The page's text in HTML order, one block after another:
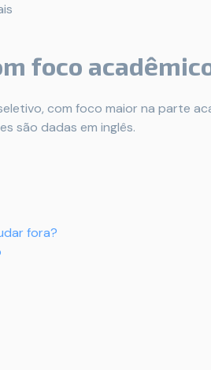
foco
com foco maior na parte
são dadas em inglês.
fora?